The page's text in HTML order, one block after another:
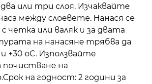
или три слоя. Изчаквайте
между слоевете. Нанася се
с четка или валяк и за двата
на нанасяне трябва да
+30 oC. Използвайте
почистване на
на годност: 2 години за